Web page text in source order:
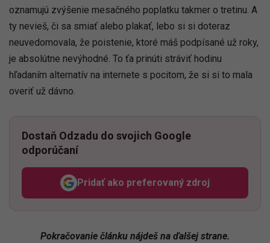
oznamujú zvýšenie mesačného poplatku takmer o tretinu. A
ty nevieš, či sa smiať alebo plakať, lebo si si doteraz
neuvedomovala, že poistenie, ktoré máš podpísané už roky,
je absolútne nevýhodné. To ťa prinúti stráviť hodinu
hľadaním alternatív na internete s pocitom, že si si to mala
overiť už dávno.
Dostaň Odzadu do svojich Google
odporúčaní
Pridať ako preferovaný zdroj
Odzadu, odkaz sa otvorí v
Pokračovanie článku nájdeš na ďalšej strane.